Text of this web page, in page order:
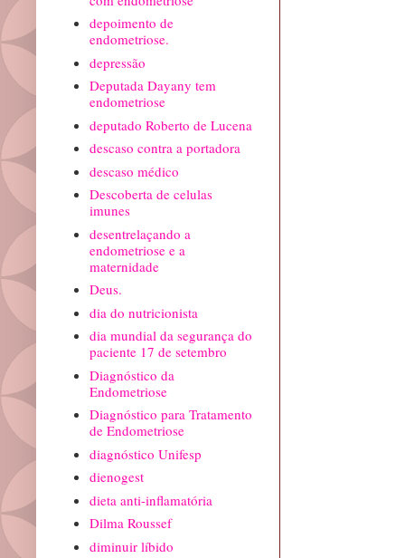
depoimento de
endometriose.
depressão
Deputada Dayany tem
endometriose
deputado Roberto de Lucena
descaso contra a portadora
descaso médico
Descoberta de celulas
imunes
desentrelaçando a
endometriose e a
maternidade
Deus.
dia do nutricionista
dia mundial da segurança do
paciente 17 de setembro
Diagnóstico da
Endometriose
Diagnóstico para Tratamento
de Endometriose
diagnóstico Unifesp
dienogest
dieta anti-inflamatória
Dilma Roussef
diminuir líbido